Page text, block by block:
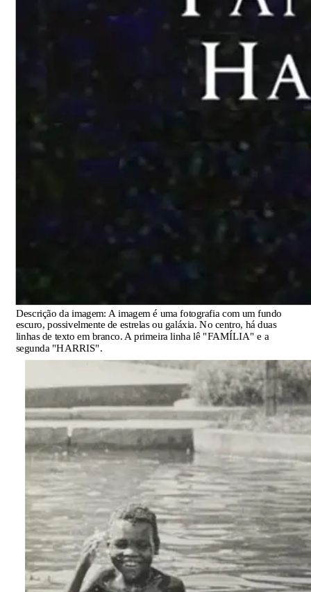
Descrição da imagem: A imagem é uma fotografia com um fundo
escuro, possivelmente de estrelas ou galáxia. No centro, há duas
linhas de texto em branco. A primeira linha lê "FAMÍLIA" e a
segunda "HARRIS".